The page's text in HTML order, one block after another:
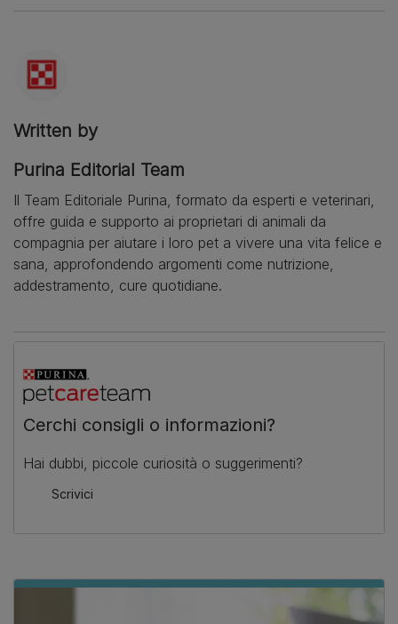
Written by
Purina Editorial Team
Il Team Editoriale Purina, formato da esperti e veterinari,
offre guida e supporto ai proprietari di animali da
compagnia per aiutare i loro pet a vivere una vita felice e
sana, approfondendo argomenti come nutrizione,
addestramento, cure quotidiane.
Cerchi consigli o informazioni?
Hai dubbi, piccole curiosità o suggerimenti?
Scrivici